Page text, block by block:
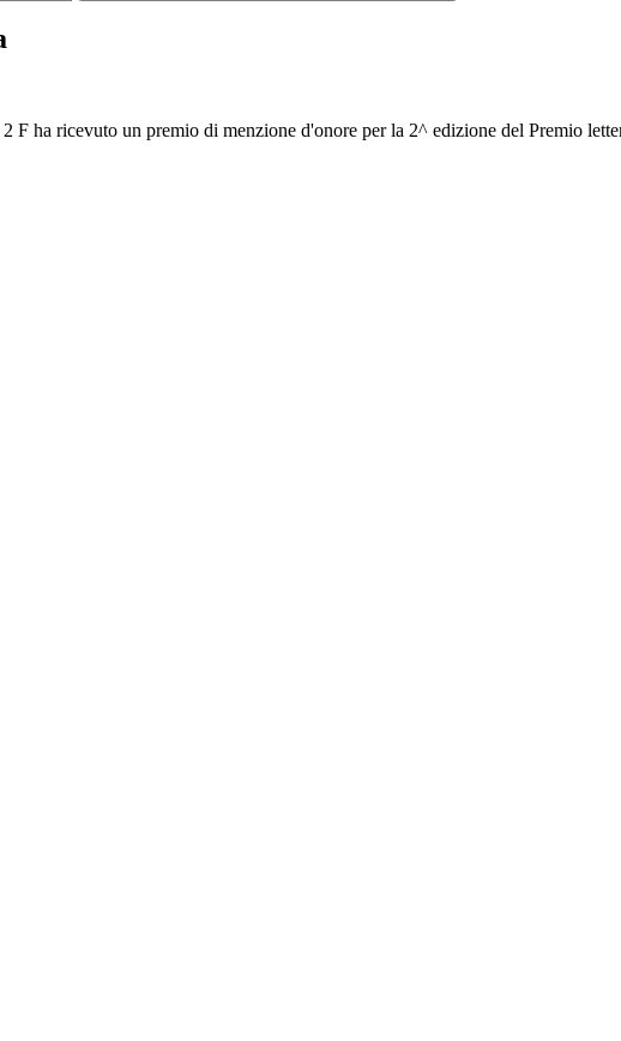
F ha ricevuto un premio di menzione d'onore per la 2^ edizione del Premio